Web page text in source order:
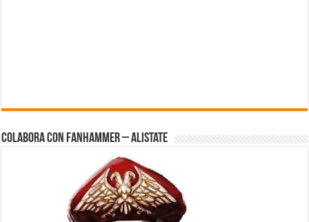
Colabora con FanHammer – Alistate